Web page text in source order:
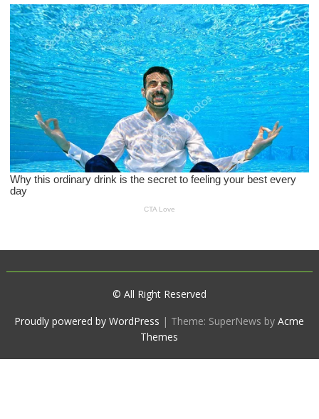
© All Right Reserved
Proudly powered by WordPress | Theme: SuperNews byAcme
Themes